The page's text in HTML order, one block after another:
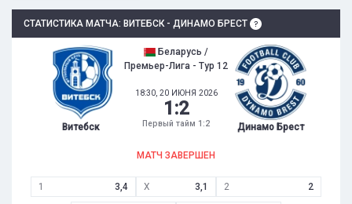
СТАТИСТИКА МАТЧА: ВИТЕБСК - ДИНАМО БРЕСТ
Витебск
Беларусь /
Премьер-Лига - Тур 12
18:30, 20 ИЮНЯ 2026
1 :2
Первый тайм 1:2 Динамо Брест
МАТЧ ЗАВЕРШЕН
1 3,4 X 3,1 2 2